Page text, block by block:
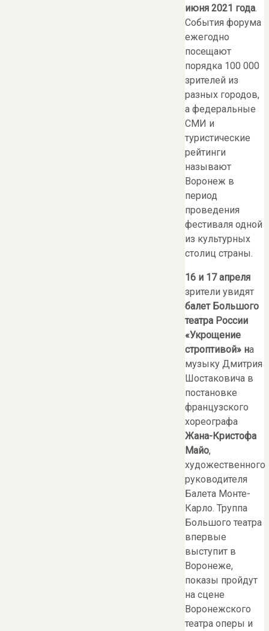
июня 2021 года.
События форума
ежегодно
посещают
порядка 100 000
зрителей из
разных городов,
а федеральные
СМИ и
туристические
рейтинги
называют
Воронеж в
период
проведения
фестиваля одной
из культурных
столиц страны.
16 и 17 апреля
зрители увидят
балет Большого
театра России
«Укрощение
строптивой» на
музыку Дмитрия
Шостаковича в
постановке
французского
хореографа
Жана-Кристофа
Майо,
художественного
руководителя
Балета Монте-
Карло. Труппа
Большого театра
впервые
выступит в
Воронеже,
показы пройдут
на сцене
Воронежского
театра оперы и